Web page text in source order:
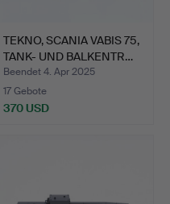
TEKNO, SCANIA VABIS 75,
TANK- UND BALKENTR…
Beendet 4. Apr 2025
17 Gebote
370 USD